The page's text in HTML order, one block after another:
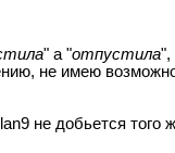
" а "отпустила",
не имею
не добьется того